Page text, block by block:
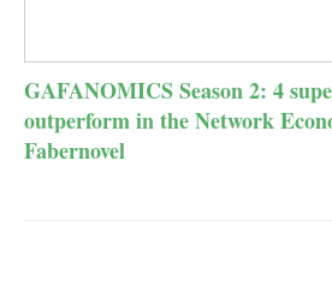
GAFANOMICS Season 2: 4
outperform in the Network
Fabernovel